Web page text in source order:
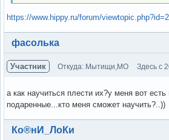
https://www.hippy.ru/forum/
Вне форума
фасолька
Участник Откуда: Мытищи,МО Здесь с
а как научиться плести их?у меня вот есть
подаренные...кто меня сможет научить?..))
Вне форума
Ко®нИ_ЛоКи